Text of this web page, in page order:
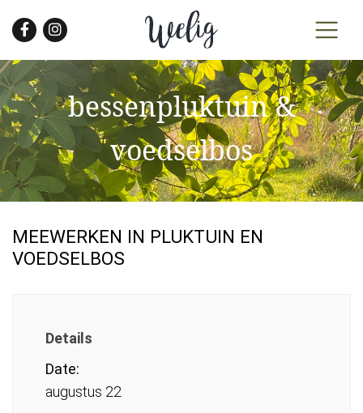
content
bessenpluktuin &
voedselbos
MEEWERKEN IN PLUKTUIN EN
VOEDSELBOS
Details
Date:
augustus 22